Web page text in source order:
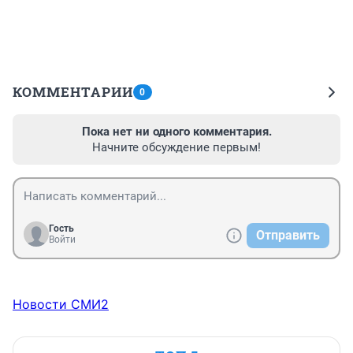
КОММЕНТАРИИ 0
Пока нет ни одного комментария.
Начните обсуждение первым!
Гость
Войти
Отправить
Новости СМИ2